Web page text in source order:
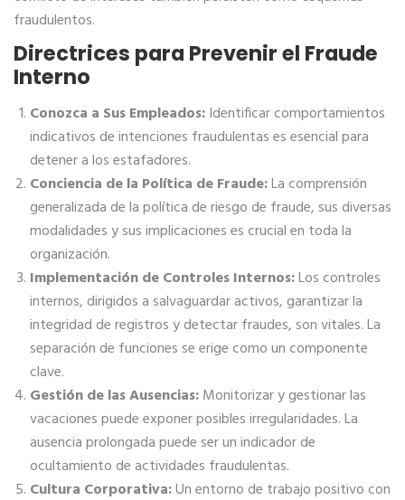
fraudulentos.
Directrices para Prevenir el Fraude
Interno
Conozca a Sus Empleados:Identificar comportamientos
indicativos de intenciones fraudulentas es esencial para
detener a los estafadores.
Conciencia de la Política de Fraude:La comprensión
generalizada de la política de riesgo de fraude, sus diversas
modalidades y sus implicaciones es crucial en toda la
organización.
Implementación de Controles Internos:Los controles
internos, dirigidos a salvaguardar activos, garantizar la
integridad de registros y detectar fraudes, son vitales. La
separación de funciones se erige como un componente
clave.
Gestión de las Ausencias:Monitorizar y gestionar las
vacaciones puede exponer posibles irregularidades. La
ausencia prolongada puede ser un indicador de
ocultamiento de actividades fraudulentas.
Cultura Corporativa:Un entorno de trabajo positivo con